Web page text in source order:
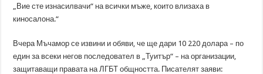
„Вие сте изнасилвачи“ на всички мъже, които влизаха в
киносалона.“
Вчера Мъчамор се извини и обяви, че ще дари 10 220 долара – по
един за всеки негов последовател в „Туитър“ – на организации,
защитаващи правата на ЛГБТ общността. Писателят заяви: